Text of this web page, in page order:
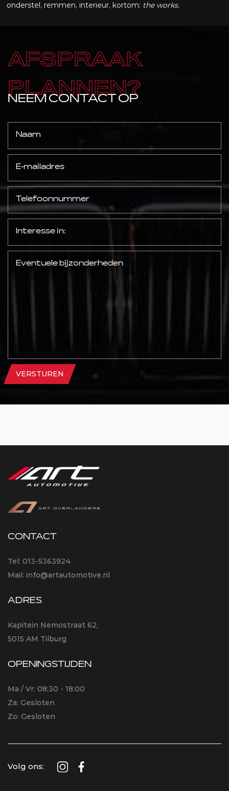
onderstel, remmen, interieur, kortom: the works.
AFSPRAAK
PLANNEN?
NEEM CONTACT OP
VERSTUREN
CONTACT
Tel: 013-5363924
Mail: info@artautomotive.nl
ADRES
Kapitein Nemostraat 62,
5015 AM Tilburg
OPENINGSTIJDEN
Ma / Vr: 08:30 - 18:00
Za: Gesloten
Zo: Gesloten
Volg ons: